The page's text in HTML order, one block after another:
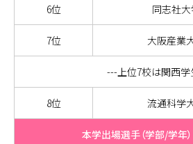
6位 同志社
7位 大阪産業
---上位7校は関西
8位 流通科学
本学出場選手（学部/学年）